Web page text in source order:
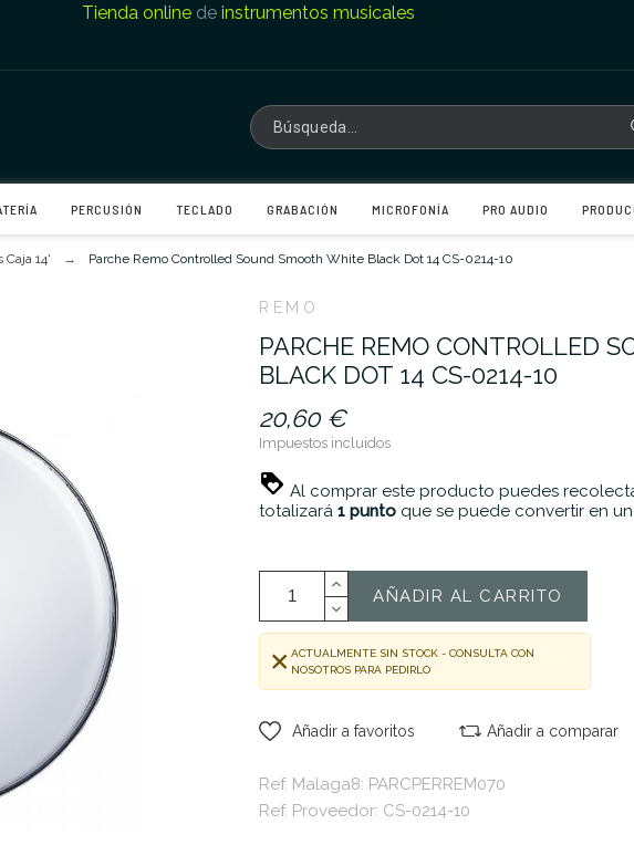
Tienda onlinede instrumentos musicales
PERCUSIÓN TECLADO GRABACIÓN MICROFONÍA PRO AUDIO
Caja 14' Parche Remo Controlled Sound Smooth White Black Dot 14 CS-0214-10
REMO
PARCHE REMO CONTROLLED
BLACK DOT 14 CS-0214-10
20,60 €
Impuestos incluidos
Al comprar este producto puedes
totalizará 1 punto que se puede convertir en
AÑADIR AL CARRITO
ACTUALMENTE SIN STOCK - CONSULTA CON
NOSOTROS PARA PEDIRLO
Añadir a favoritos Añadir a comparar
Ref. Malaga8: PARCPERREM070
Ref. Proveedor: CS-0214-10